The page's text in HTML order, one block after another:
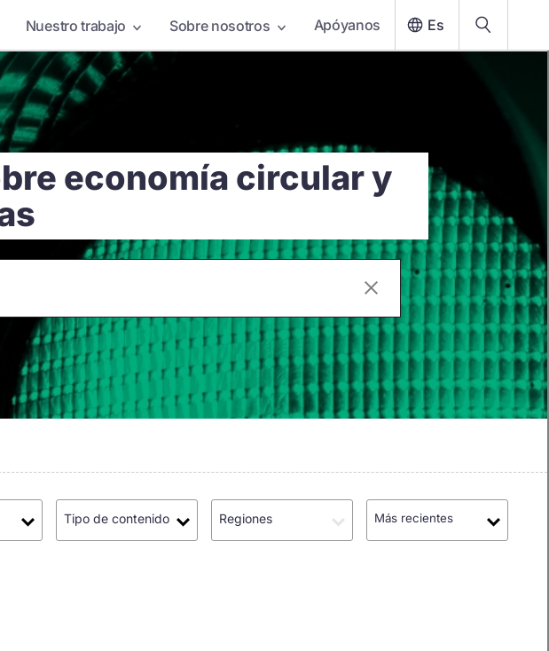
Nuestro trabajo Sobre nosotros Apóyanos Es
economía circular y
Tipo de contenido Regiones Más recientes